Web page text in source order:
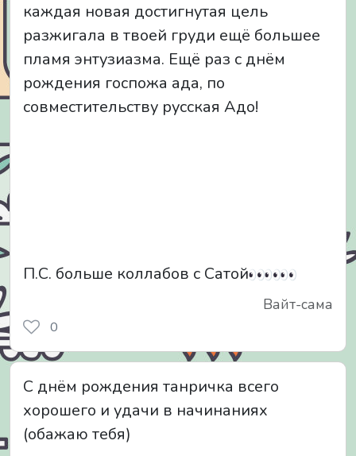
каждая новая достигнутая цель
разжигала в твоей груди ещё большее
пламя энтузиазма. Ещё раз с днём
рождения госпожа ада, по
совместительству русская Адо!
П.С. больше коллабов с Сатой
Вайт-сама
0
С днём рождения танричка всего
хорошего и удачи в начинаниях
(обажаю тебя)